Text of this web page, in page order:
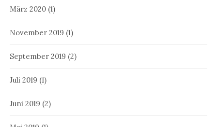
März 2020 (1)
November 2019 (1)
September 2019 (2)
Juli 2019 (1)
Juni 2019 (2)